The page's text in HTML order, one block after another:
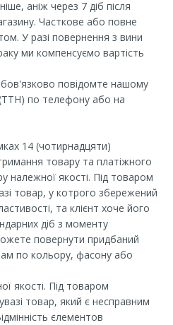
аніж через 7 діб після
Часткове або повне
У разі повернення з вини
ми компенсуємо вартість
повідомте нашому
по телефону або на
14 (чотирнадцяти)
товару та платіжного
належної якості. Під товаром
товар, у котрого збережений
та клієнт хоче його
діб з моменту
повернути придбаний
по кольору, фасону або
якості. Під товаром
товар, який є несправним
єлементов